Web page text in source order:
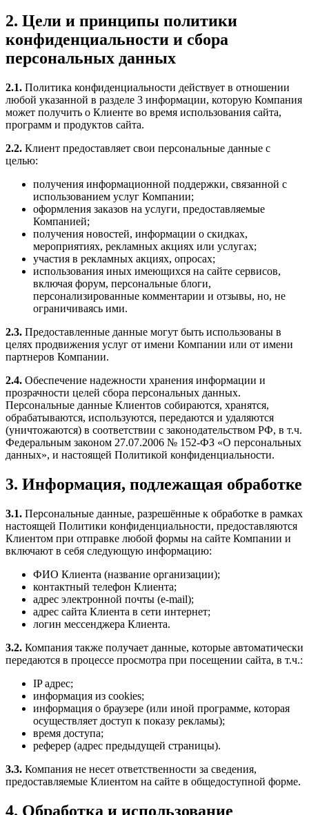
2. Цели и принципы политики
конфиденциальности и сбора
персональных данных
2.1. Политика конфиденциальности действует в отношении
любой указанной в разделе 3 информации, которую Компания
может получить о Клиенте во время использования сайта,
программ и продуктов сайта.
2.2. Клиент предоставляет свои персональные данные с
целью:
получения информационной поддержки, связанной с
использованием услуг Компании;
оформления заказов на услуги, предоставляемые
Компанией;
получения новостей, информации о скидках,
мероприятиях, рекламных акциях или услугах;
участия в рекламных акциях, опросах;
использования иных имеющихся на сайте сервисов,
включая форум, персональные блоги,
персонализированные комментарии и отзывы, но, не
ограничиваясь ими.
2.3. Предоставленные данные могут быть использованы в
целях продвижения услуг от имени Компании или от имени
партнеров Компании.
2.4. Обеспечение надежности хранения информации и
прозрачности целей сбора персональных данных.
Персональные данные Клиентов собираются, хранятся,
обрабатываются, используются, передаются и удаляются
(уничтожаются) в соответствии с законодательством РФ, в т.ч.
Федеральным законом 27.07.2006 № 152-ФЗ «О персональных
данных», и настоящей Политикой конфиденциальности.
3. Информация, подлежащая обработке
3.1. Персональные данные, разрешённые к обработке в рамках
настоящей Политики конфиденциальности, предоставляются
Клиентом при отправке любой формы на сайте Компании и
включают в себя следующую информацию:
ФИО Клиента (название организации);
контактный телефон Клиента;
адрес электронной почты (e-mail);
адрес сайта Клиента в сети интернет;
логин мессенджера Клиента.
3.2. Компания также получает данные, которые автоматически
передаются в процессе просмотра при посещении сайта, в т.ч.:
IP адрес;
информация из cookies;
информация о браузере (или иной программе, которая
осуществляет доступ к показу рекламы);
время доступа;
реферер (адрес предыдущей страницы).
3.3. Компания не несет ответственности за сведения,
предоставляемые Клиентом на сайте в общедоступной форме.
4. Обработка и использование